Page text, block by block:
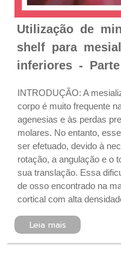
Utilização de
shelf para
inferiores -
INTRODUÇÃO: A
corpo é muito frequente
agenesias e às perdas
molares. No entanto,
ser efetuado, devido à
rotação, a angulação e o
sua translação. Essa
de osso encontrado na
cortical com alta
Leia mais